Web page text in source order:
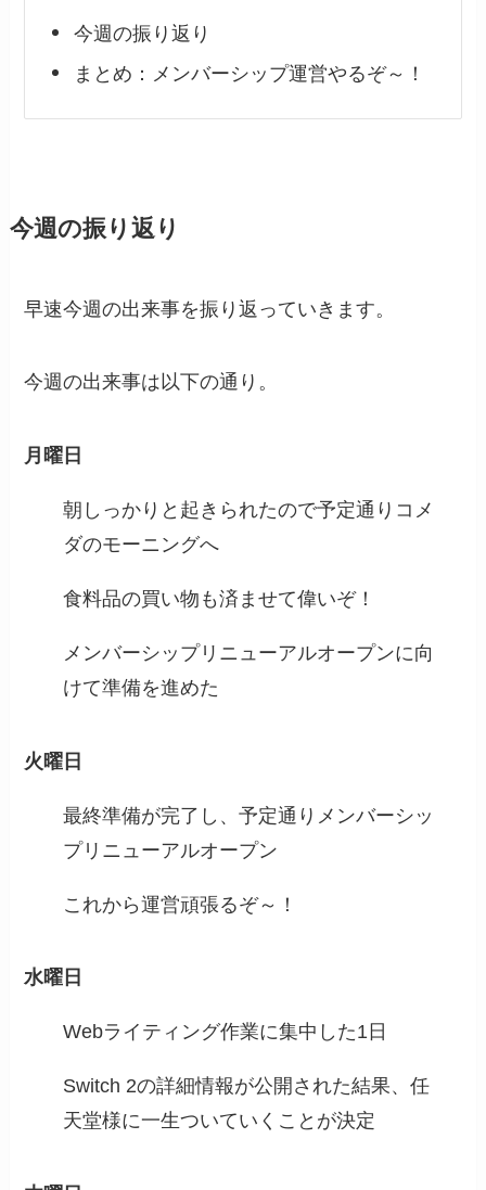
今週の振り返り
まとめ：メンバーシップ運営やるぞ～！
今週の振り返り
早速今週の出来事を振り返っていきます。
今週の出来事は以下の通り。
月曜日
朝しっかりと起きられたので予定通りコメ
ダのモーニングへ
食料品の買い物も済ませて偉いぞ！
メンバーシップリニューアルオープンに向
けて準備を進めた
火曜日
最終準備が完了し、予定通りメンバーシッ
プリニューアルオープン
これから運営頑張るぞ～！
水曜日
Webライティング作業に集中した1日
Switch 2の詳細情報が公開された結果、任
天堂様に一生ついていくことが決定